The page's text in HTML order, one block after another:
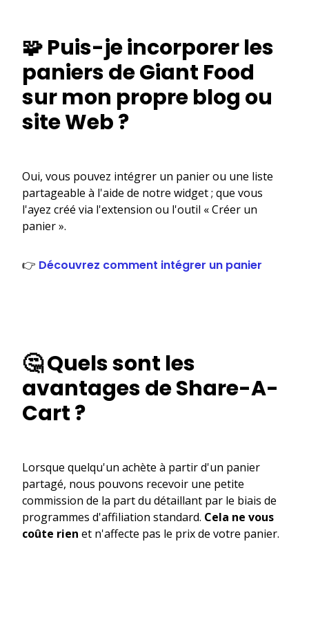
🧩 Puis-je incorporer les
paniers de Giant Food
sur mon propre blog ou
site Web ?
Oui, vous pouvez intégrer un panier ou une liste
partageable à l'aide de notre widget ; que vous
l'ayez créé via l'extension ou l'outil « Créer un
panier ».
👉 Découvrez comment intégrer un panier
🤔 Quels sont les
avantages de Share-A-
Cart ?
Lorsque quelqu'un achète à partir d'un panier
partagé, nous pouvons recevoir une petite
commission de la part du détaillant par le biais de
programmes d'affiliation standard. Cela ne vous
coûte rien et n'affecte pas le prix de votre panier.